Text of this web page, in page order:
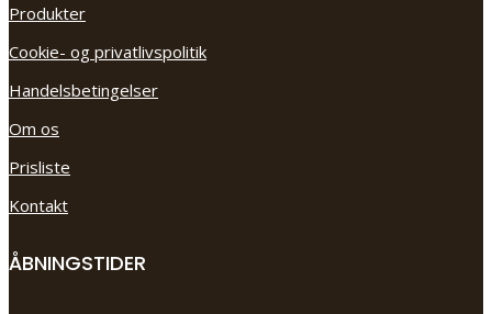
Produkter
Cookie- og privatlivspolitik
Handelsbetingelser
Om os
Prisliste
Kontakt
ÅBNINGSTIDER